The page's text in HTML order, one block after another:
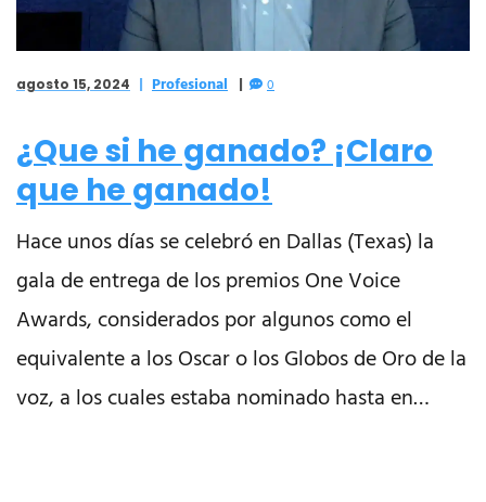
agosto 15, 2024 Profesional 0
¿Que si he ganado? ¡Claro
que he ganado!
Hace unos días se celebró en Dallas (Texas) la
gala de entrega de los premios One Voice
Awards, considerados por algunos como el
equivalente a los Oscar o los Globos de Oro de la
voz, a los cuales estaba nominado hasta en…